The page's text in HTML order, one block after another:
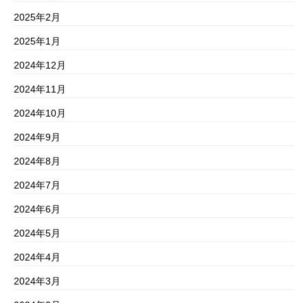
2025年2月
2025年1月
2024年12月
2024年11月
2024年10月
2024年9月
2024年8月
2024年7月
2024年6月
2024年5月
2024年4月
2024年3月